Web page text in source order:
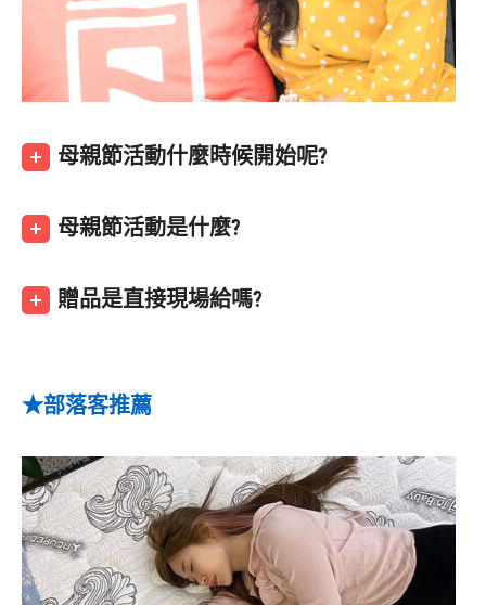
母親節活動什麼時候開始呢?
母親節活動是什麼?
贈品是直接現場給嗎?
★部落客推薦